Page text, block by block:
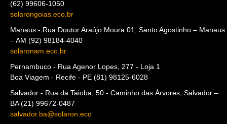
Goiânia - Avenida União, quadra 18, lote 02, s/n, C- 4, Setor
Garavelo, Aparecida de Goiânia – GO
(62) 99606-1050
solarongoias.eco.br
Manaus - Rua Doutor Araújo Moura 01, Santo Agostinho – Manaus
– AM (92) 98184-4040
solaronam.eco.br
Pernambuco - Rua Agenor Lopes, 277 - Loja 1
Boa Viagem - Recife - PE (81) 98125-6028
Salvador - Rua da Taioba, 50 - Caminho das Árvores, Salvador –